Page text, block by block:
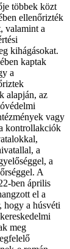
többek közt
ellenőrizték
valamint a
kihágásokat.
kaptak
a
alapján, az
vagy
kontrollakciók
a
a
A
ben április
el a
hogy a húsvéti
meg